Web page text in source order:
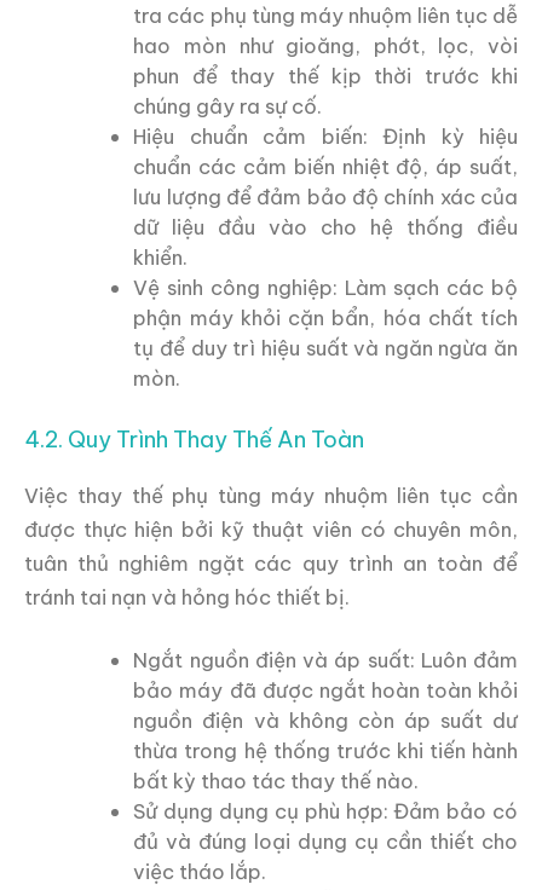
tra các phụ tùng máy nhuộm liên tục dễ
hao mòn như gioăng, phớt, lọc, vòi
phun để thay thế kịp thời trước khi
chúng gây ra sự cố.
Hiệu chuẩn cảm biến: Định kỳ hiệu
chuẩn các cảm biến nhiệt độ, áp suất,
lưu lượng để đảm bảo độ chính xác của
dữ liệu đầu vào cho hệ thống điều
khiển.
Vệ sinh công nghiệp: Làm sạch các bộ
phận máy khỏi cặn bẩn, hóa chất tích
tụ để duy trì hiệu suất và ngăn ngừa ăn
mòn.
4.2. Quy Trình Thay Thế An Toàn
Việc thay thế phụ tùng máy nhuộm liên tục cần
được thực hiện bởi kỹ thuật viên có chuyên môn,
tuân thủ nghiêm ngặt các quy trình an toàn để
tránh tai nạn và hỏng hóc thiết bị.
Ngắt nguồn điện và áp suất: Luôn đảm
bảo máy đã được ngắt hoàn toàn khỏi
nguồn điện và không còn áp suất dư
thừa trong hệ thống trước khi tiến hành
bất kỳ thao tác thay thế nào.
Sử dụng dụng cụ phù hợp: Đảm bảo có
đủ và đúng loại dụng cụ cần thiết cho
việc tháo lắp.